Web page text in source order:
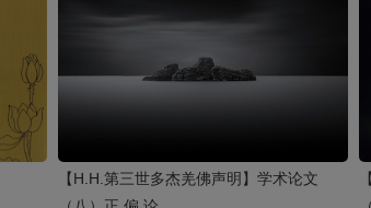
【H.H.第三世多杰羌佛声明】学术论文